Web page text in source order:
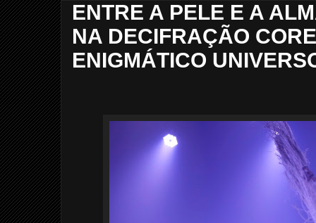
ENTRE A PELE E A
NA DECIFRAÇÃO
ENIGMÁTICO